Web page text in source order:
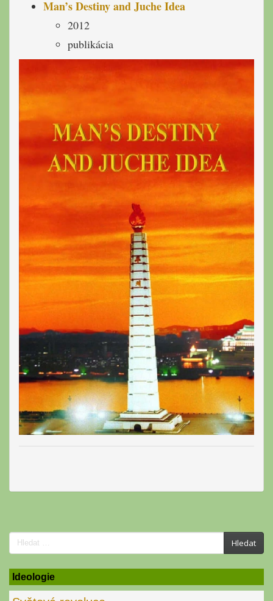
Man’s Destiny and Juche Idea
2012
publikácia
Search
for:
Hledat
Ideologie